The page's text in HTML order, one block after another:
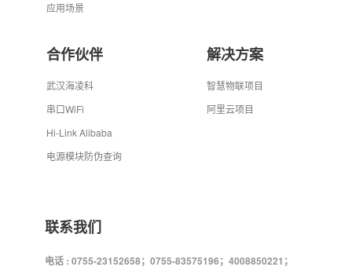
应用场景
合作伙伴
武汉海凌科
串口WiFi
Hi-Link Alibaba
电源模块防伪查询
解决方案
智慧物联项目
阿里云项目
联系我们
电话 : 0755-23152658；0755-83575196；4008850221；